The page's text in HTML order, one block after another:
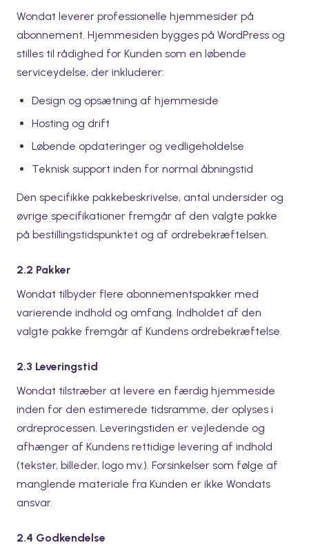
Wondat leverer professionelle hjemmesider på
abonnement. Hjemmesiden bygges på WordPress og
stilles til rådighed for Kunden som en løbende
serviceydelse, der inkluderer:
Design og opsætning af hjemmeside
Hosting og drift
Løbende opdateringer og vedligeholdelse
Teknisk support inden for normal åbningstid
Den specifikke pakkebeskrivelse, antal undersider og
øvrige specifikationer fremgår af den valgte pakke
på bestillingstidspunktet og af ordrebekræftelsen.
2.2 Pakker
Wondat tilbyder flere abonnementspakker med
varierende indhold og omfang. Indholdet af den
valgte pakke fremgår af Kundens ordrebekræftelse.
2.3 Leveringstid
Wondat tilstræber at levere en færdig hjemmeside
inden for den estimerede tidsramme, der oplyses i
ordreprocessen. Leveringstiden er vejledende og
afhænger af Kundens rettidige levering af indhold
(tekster, billeder, logo mv.). Forsinkelser som følge af
manglende materiale fra Kunden er ikke Wondats
ansvar.
2.4 Godkendelse